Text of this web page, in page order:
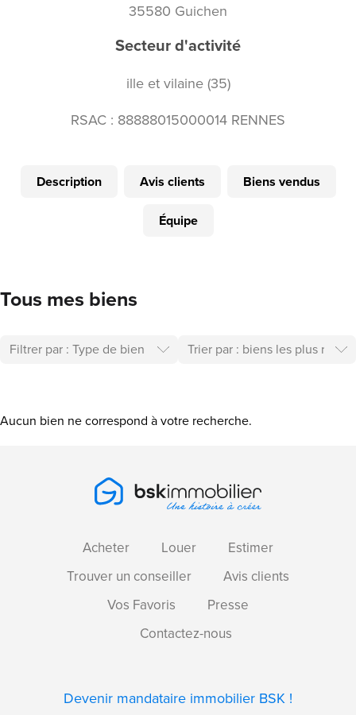
35580 Guichen
Secteur d'activité
ille et vilaine (35)
RSAC : 88888015000014 RENNES
Description Avis clients Biens vendus
Équipe
Tous mes biens
Aucun bien ne correspond à votre recherche.
Acheter Louer
Estimer
Trouver un conseiller
Avis clients
Vos Favoris
Presse
Contactez-nous
Devenir mandataire immobilier BSK !